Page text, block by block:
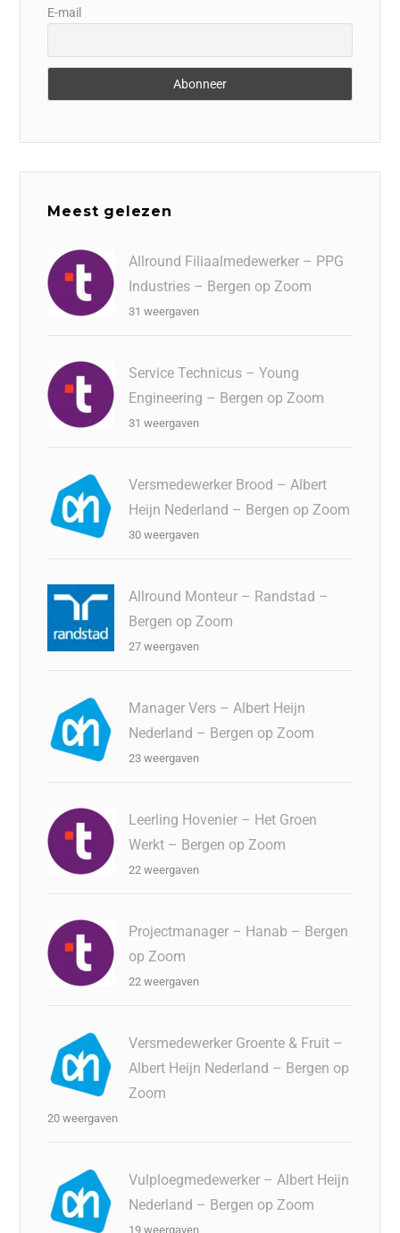
E-mail
Meest gelezen
Allround Filiaalmedewerker – PPG
Industries – Bergen op Zoom
31 weergaven
Service Technicus – Young
Engineering – Bergen op Zoom
31 weergaven
Versmedewerker Brood – Albert
Heijn Nederland – Bergen op Zoom
30 weergaven
Allround Monteur – Randstad –
Bergen op Zoom
27 weergaven
Manager Vers – Albert Heijn
Nederland – Bergen op Zoom
23 weergaven
Leerling Hovenier – Het Groen
Werkt – Bergen op Zoom
22 weergaven
Projectmanager – Hanab – Bergen
op Zoom
22 weergaven
Versmedewerker Groente & Fruit –
Albert Heijn Nederland – Bergen op
Zoom
20 weergaven
Vulploegmedewerker – Albert Heijn
Nederland – Bergen op Zoom
19 weergaven